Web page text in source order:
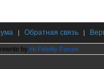
| Обратная связь |
by Hi Fidelity Forum